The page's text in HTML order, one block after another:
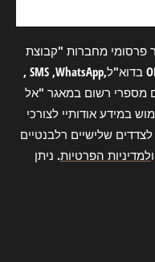
פרסומי מחברות "קבוצת
גינדי החזקות" וממועדון ON TOP בדוא"ל,SMS ,WhatsApp ,
מספרי רשום במאגר "אל
במידע אודותיי לצורכי
לצדדים שלישיים רלבנטיים
ולמדיניות הפרטיות. ניתן